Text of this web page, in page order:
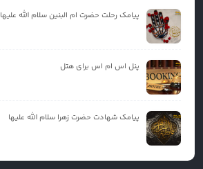
پیامک رحلت حضرت ام البنین سلام الله علیها
پنل اس ام اس برای هتل
پیامک شهادت حضرت زهرا سلام الله علیها